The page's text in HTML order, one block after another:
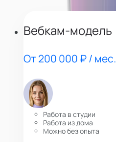
Вебкам-модель
От 200 000 ₽ / мес.
Работа в студии
Работа из дома
Можно без опыта